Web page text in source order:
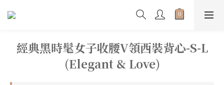
經典黑時髦女子收腰V領西裝背心-S-L
(Elegant & Love)